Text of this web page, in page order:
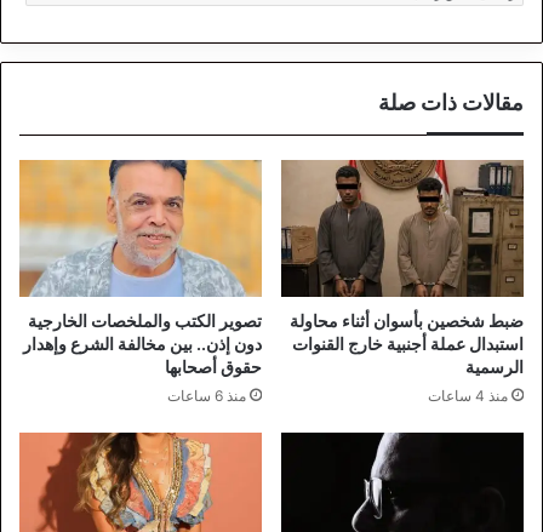
مقالات ذات صلة
ضبط شخصين بأسوان أثناء محاولة
استبدال عملة أجنبية خارج القنوات
الرسمية
منذ 4 ساعات
تصوير الكتب والملخصات الخارجية
دون إذن.. بين مخالفة الشرع وإهدار
حقوق أصحابها
منذ 6 ساعات